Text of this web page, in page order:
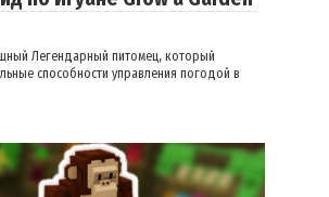
Легендарный питомец, который
способности управления погодой в